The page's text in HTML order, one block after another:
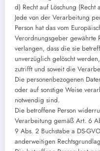
d) Recht auf Löschung (Recht
Jede von der Verarbeitung
Person hat das vom
Verordnungsgeber gewährte
verlangen, dass die sie
unverzüglich gelöscht
zutrifft und soweit die
Die personenbezogenen
oder auf sonstige Weise
notwendig sind.
Die betroffene Person
Verarbeitung gemäß Art. 6
9 Abs. 2 Buchstabe a DS-
anderweitigen